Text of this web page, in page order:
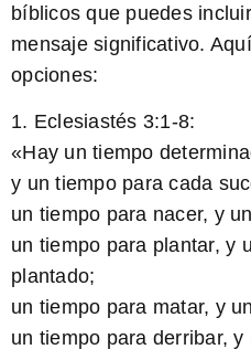
bíblicos que puedes
mensaje significativo.
opciones:
1. Eclesiastés 3:1-8:
«Hay un tiempo
y un tiempo para cada
un tiempo para nacer, y
un tiempo para plantar, y
plantado;
un tiempo para matar, y
un tiempo para derribar,